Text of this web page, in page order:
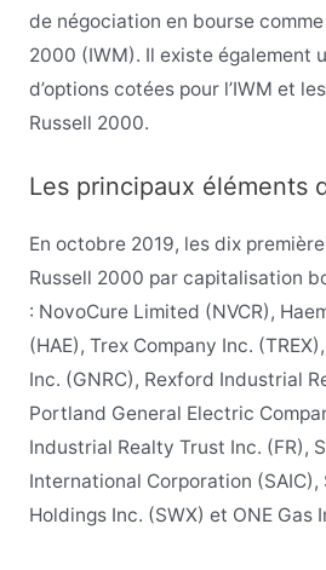
de négociation en bourse comme
2000 (IWM). Il existe également
d’options cotées pour l’IWM et
Russell 2000.
Les principaux éléments
En octobre 2019, les dix
Russell 2000 par capitalisation
: NovoCure Limited (NVCR),
(HAE), Trex Company Inc.
Inc. (GNRC), Rexford Industrial
Portland General Electric
Industrial Realty Trust Inc. (FR),
International Corporation
Holdings Inc. (SWX) et ONE Gas